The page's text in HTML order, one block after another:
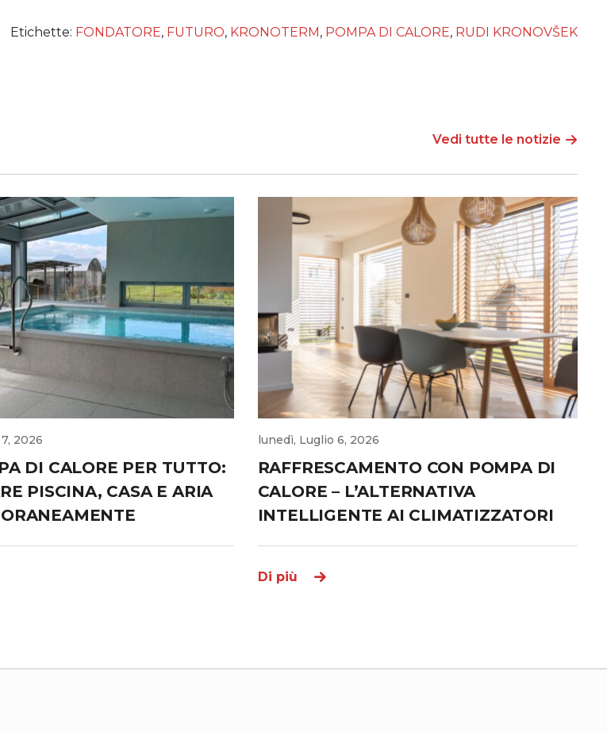
Etichette: FONDATORE, FUTURO, KRONOTERM, POMPA DI CALORE, RUDI KRONOVŠEK
Vedi tutte le notizie
2026
DI CALORE PER TUTTO:
PISCINA, CASA E ARIA
lunedì, Luglio 6, 2026
RAFFRESCAMENTO CON POMPA DI
CALORE – L’ALTERNATIVA
INTELLIGENTE AI CLIMATIZZATORI
Di più